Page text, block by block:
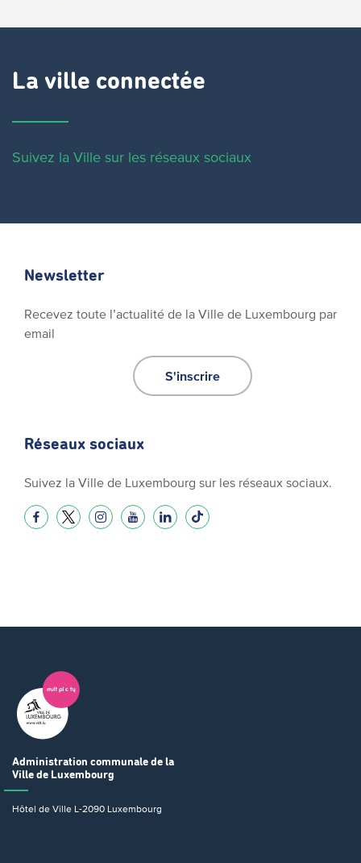
La ville connectée
Suivez la Ville sur les réseaux sociaux
Newsletter
Recevez toute l’actualité de la Ville de Luxembourg par
email
S'inscrire
Réseaux sociaux
Suivez la Ville de Luxembourg sur les réseaux sociaux.
Administration communale de la
Ville de Luxembourg
Hôtel de Ville L-2090 Luxembourg